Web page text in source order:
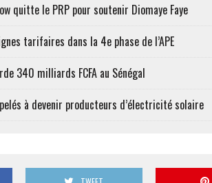
quitte le PRP pour soutenir Diomaye Faye
tarifaires dans la 4e phase de l’APE
340 milliards FCFA au Sénégal
à devenir producteurs d’électricité solaire